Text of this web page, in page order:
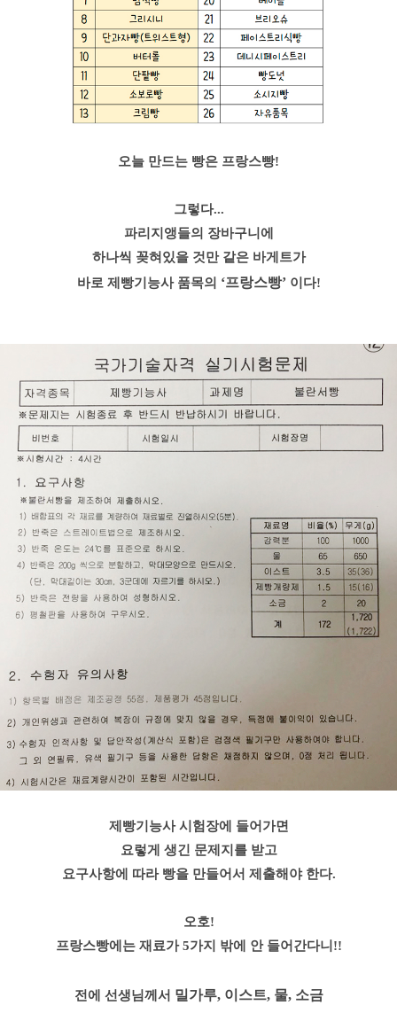
오늘 만드는 빵은 프랑스빵!
그렇다...
파리지앵들의 장바구니에
하나씩 꽂혀있을 것만 같은 바게트가
바로 제빵기능사 품목의 ‘프랑스빵’ 이다!
제빵기능사 시험장에 들어가면
요렇게 생긴 문제지를 받고
요구사항에 따라 빵을 만들어서 제출해야 한다.
오호!
프랑스빵에는 재료가5가지 밖에 안 들어간다니!!
전에 선생님께서 밀가루, 이스트, 물, 소금